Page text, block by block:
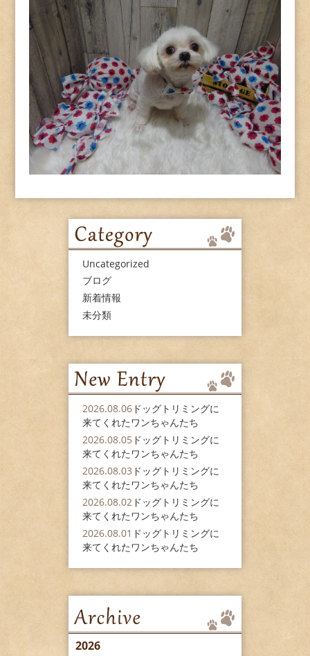
Uncategorized
ブログ
新着情報
未分類
2026.08.06 ドッグトリミングに
来てくれたワンちゃんたち
2026.08.05 ドッグトリミングに
来てくれたワンちゃんたち
2026.08.03 ドッグトリミングに
来てくれたワンちゃんたち
2026.08.02 ドッグトリミングに
来てくれたワンちゃんたち
2026.08.01 ドッグトリミングに
来てくれたワンちゃんたち
2026